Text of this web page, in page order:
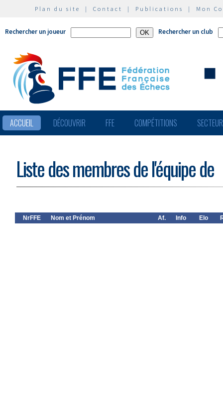
Plan du site | Contact | Publications | Mon
Rechercher un joueur Rechercher un club
ACCUEIL DÉCOUVRIR FFE COMPÉTITIONS
Liste des membres de l'équipe de
NrFFE Nom et Prénom Af. Info Elo